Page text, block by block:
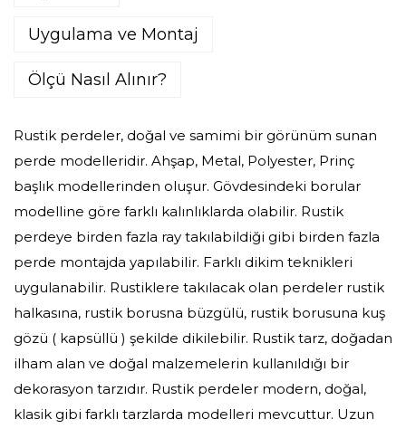
Uygulama ve Montaj
Ölçü Nasıl Alınır?
Rustik perdeler, doğal ve samimi bir görünüm sunan
perde modelleridir. Ahşap, Metal, Polyester, Prinç
başlık modellerinden oluşur. Gövdesindeki borular
modelline göre farklı kalınlıklarda olabilir. Rustik
perdeye birden fazla ray takılabildiği gibi birden fazla
perde montajda yapılabilir. Farklı dikim teknikleri
uygulanabilir. Rustiklere takılacak olan perdeler rustik
halkasına, rustik borusna büzgülü, rustik borusuna kuş
gözü ( kapsüllü ) şekilde dikilebilir. Rustik tarz, doğadan
ilham alan ve doğal malzemelerin kullanıldığı bir
dekorasyon tarzıdır. Rustik perdeler modern, doğal,
klasik gibi farklı tarzlarda modelleri mevcuttur. Uzun